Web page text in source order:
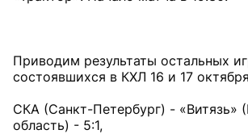
Приводим результаты остальных
состоявшихся в КХЛ 16 и 17 октября
СКА (Санкт-Петербург) - «Витязь»
область) - 5:1,